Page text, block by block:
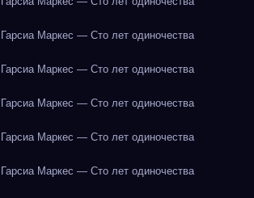
Гарсиа Маркес — Сто лет одиночества
Гарсиа Маркес — Сто лет одиночества
Гарсиа Маркес — Сто лет одиночества
Гарсиа Маркес — Сто лет одиночества
Гарсиа Маркес — Сто лет одиночества